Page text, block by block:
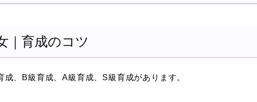
｜育成のコツ
成、B級育成、A級育成、S級育成があります。